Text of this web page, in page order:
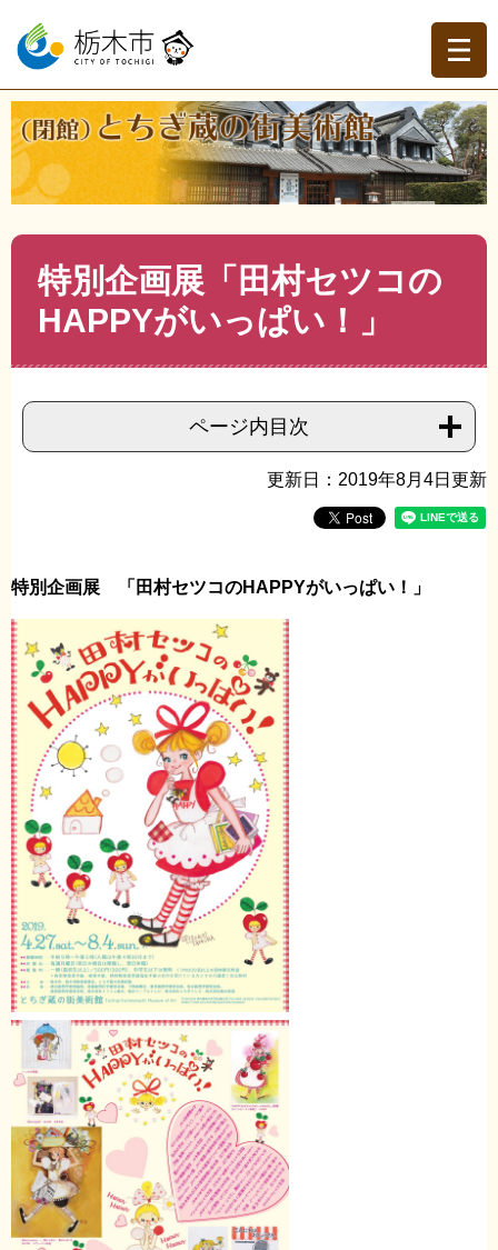
ー
の
先
頭
で
す。
ニ
ー
を
飛
ば
し
て
本
現在地
トップページ > とちぎ蔵の街美術館アーカイブ >展覧会の
記録
>2019年度（令和元年度）>>特別企画展「田村セ
ツコのHAPPYがいっぱい！」
特別企画展「田村セツコの
HAPPYがいっぱい！」
ページ内目次
更新日：2019年8月4日更新
特別企画展 「田村セツコのHAPPYがいっぱい！」